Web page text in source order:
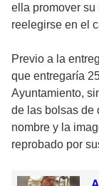
ella promover su
reelegirse en el
Previo a la
que entregaría
Ayuntamiento,
de las bolsas de
nombre y la
reprobado por